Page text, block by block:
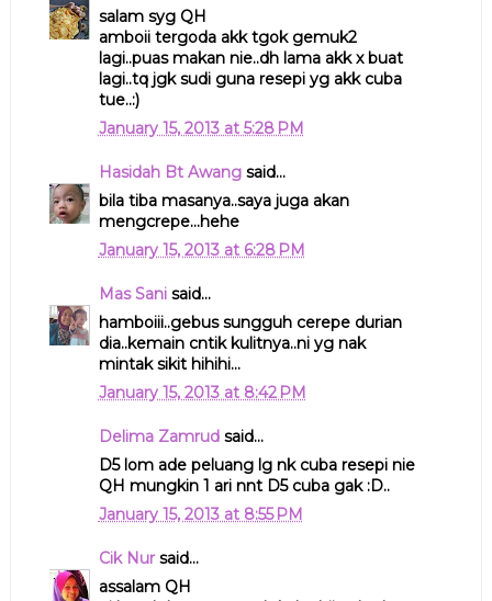
salam syg QH
amboii tergoda akk tgok gemuk2
lagi..puas makan nie..dh lama akk x buat
lagi..tq jgk sudi guna resepi yg akk cuba
tue..:)
January 15, 2013 at 5:28 PM
Hasidah Bt Awangsaid...
bila tiba masanya..saya juga akan
mengcrepe...hehe
January 15, 2013 at 6:28 PM
Mas Sanisaid...
hamboiii..gebus sungguh cerepe durian
dia..kemain cntik kulitnya..ni yg nak
mintak sikit hihihi...
January 15, 2013 at 8:42 PM
Delima Zamrudsaid...
D5 lom ade peluang lg nk cuba resepi nie
QH mungkin 1 ari nnt D5 cuba gak :D..
January 15, 2013 at 8:55 PM
Cik Nursaid...
assalam QH